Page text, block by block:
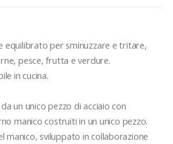
equilibrato per sminuzzare e tritare,
pesce, frutta e verdure.
in cucina.
un unico pezzo di acciaio con
manico costruiti in un unico pezzo.
manico, sviluppato in collaborazione